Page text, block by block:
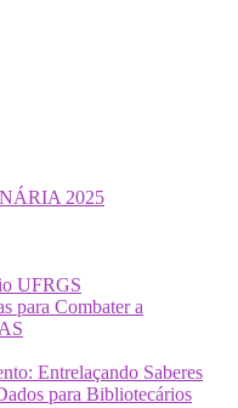
2025
UFRGS
para Combater a
Entrelaçando Saberes
para Bibliotecários